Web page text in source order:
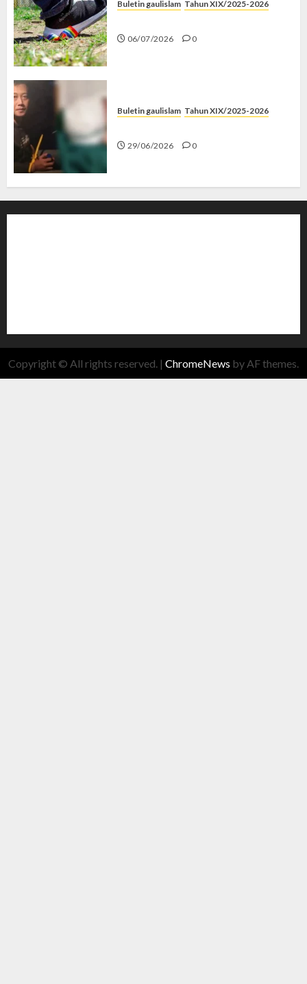
Buletin gaulislam Tahun XIX/2025-2026
06/07/2026 0
Buletin gaulislam Tahun XIX/2025-2026
29/06/2026 0
Copyright © All rights reserved. | ChromeNews by AF themes.